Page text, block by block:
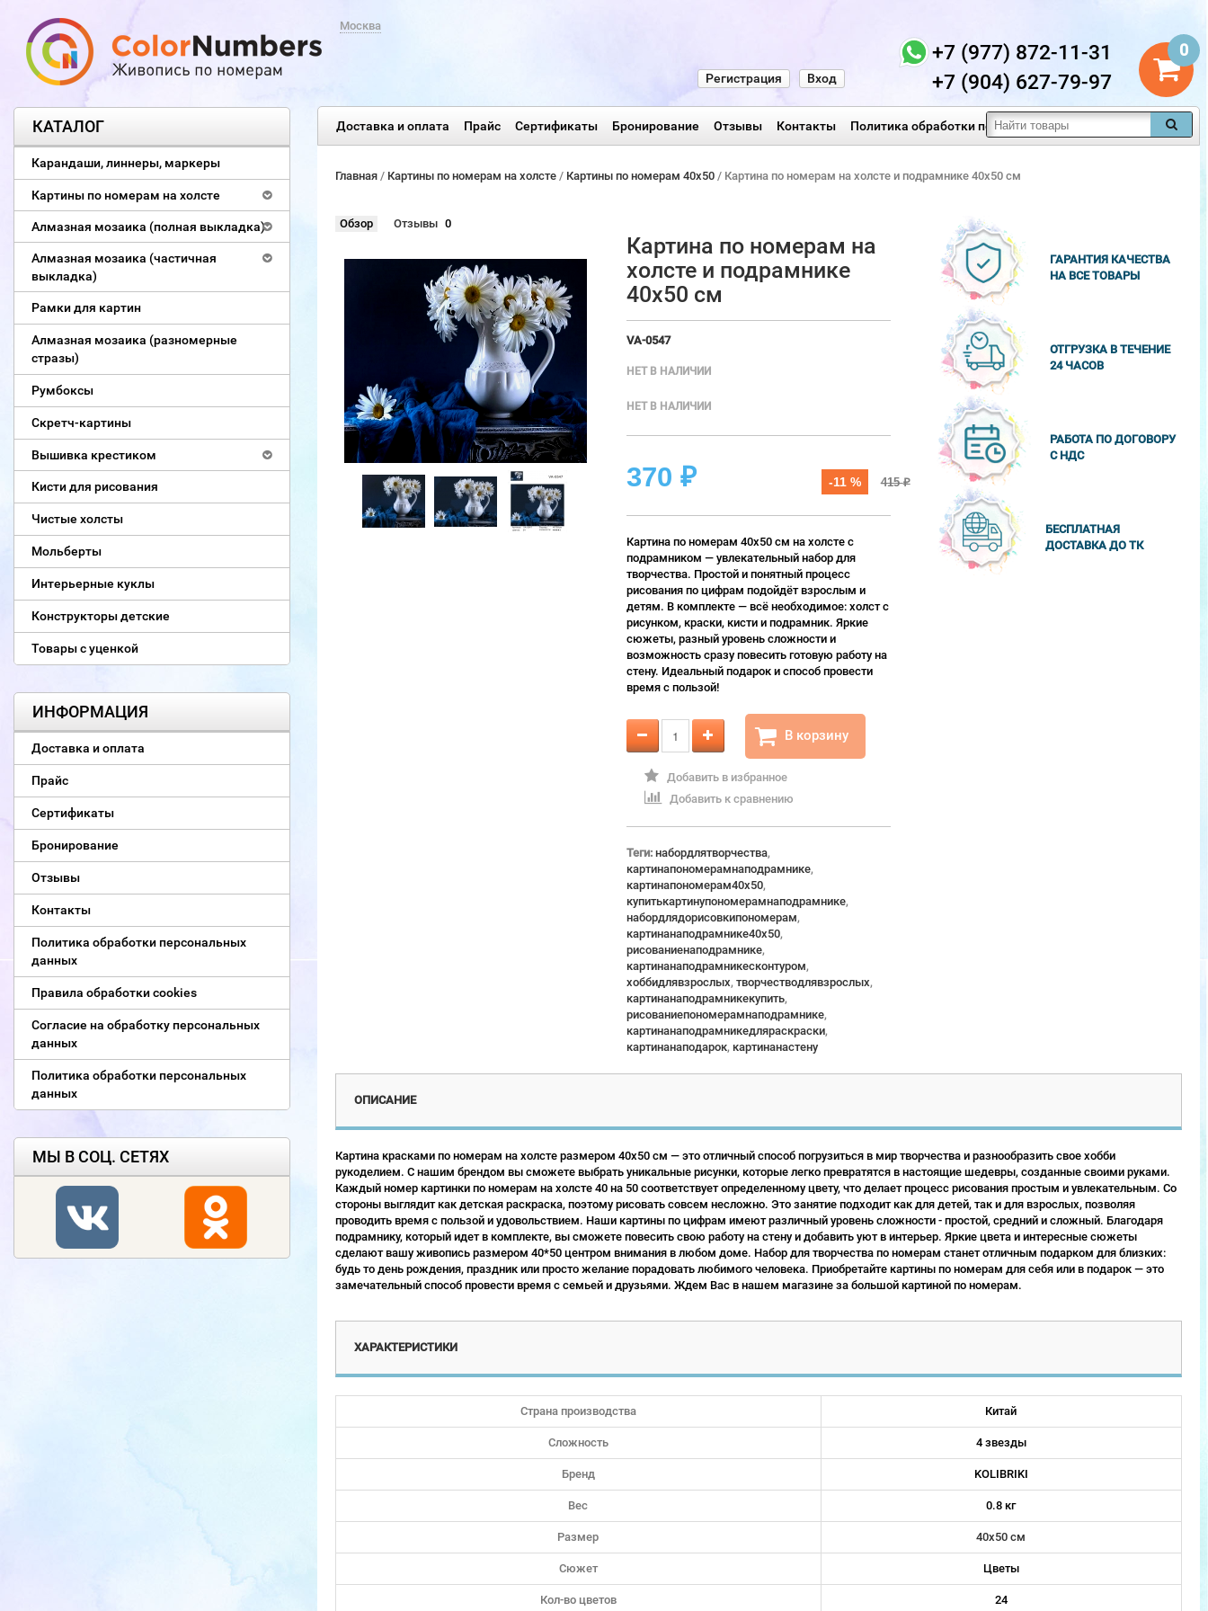
Москва
0
+7 (977) 872-11-31
+7 (904) 627-79-97
Вход
Регистрация
Доставка и оплата Прайс Сертификаты Бронирование Отзывы Контакты Политика обработки персональных данных
КАТАЛОГ
Карандаши, линнеры, маркеры
Картины по номерам на холсте
Алмазная мозаика (полная выкладка)
Алмазная мозаика (частичная
выкладка)
Рамки для картин
Алмазная мозаика (разномерные
стразы)
Румбоксы
Скретч-картины
Вышивка крестиком
Кисти для рисования
Чистые холсты
Мольберты
Интерьерные куклы
Конструкторы детские
Товары с уценкой
ИНФОРМАЦИЯ
Доставка и оплата
Прайс
Сертификаты
Бронирование
Отзывы
Контакты
Политика обработки персональных
данных
Правила обработки cookies
Согласие на обработку персональных
данных
Политика обработки персональных
данных
МЫ В СОЦ. СЕТЯХ
Главная/ Картины по номерам на холсте / Картины по номерам 40х50 / Картина по номерам на холсте и подрамнике 40х50 см
Обзор Отзывы 0
Картина по номерам на
холсте и подрамнике
40х50 см
VA-0547
НЕТ В НАЛИЧИИ
НЕТ В НАЛИЧИИ
370 ₽ -11 % 415₽
Картина по номерам 40х50 см на холсте с
подрамником — увлекательный набор для
творчества. Простой и понятный процесс
рисования по цифрам подойдёт взрослым и
детям. В комплекте — всё необходимое: холст с
рисунком, краски, кисти и подрамник. Яркие
сюжеты, разный уровень сложности и
возможность сразу повесить готовую работу на
стену. Идеальный подарок и способ провести
время с пользой!
В корзину
Добавить в избранное
Добавить к сравнению
Теги: набордлятворчества,
картинапономерамнаподрамнике,
картинапономерам40x50,
купитькартинупономерамнаподрамнике,
набордлядорисовкипономерам,
картинанаподрамнике40x50,
рисованиенаподрамнике,
картинанаподрамникесконтуром,
хоббидлявзрослых, творчестводлявзрослых,
картинанаподрамникекупить,
рисованиепономерамнаподрамнике,
картинанаподрамникедляраскраски,
картинанаподарок, картинанастену
ГАРАНТИЯ КАЧЕСТВА
НА ВСЕ ТОВАРЫ
ОТГРУЗКА В ТЕЧЕНИЕ
24 ЧАСОВ
РАБОТА ПО ДОГОВОРУ
С НДС
БЕСПЛАТНАЯ
ДОСТАВКА ДО ТК
ОПИСАНИЕ
Картина красками по номерам на холсте размером 40х50 см — это отличный способ погрузиться в мир творчества и разнообразить свое хобби
рукоделием. С нашим брендом вы сможете выбрать уникальные рисунки, которые легко превратятся в настоящие шедевры, созданные своими руками.
Каждый номер картинки по номерам на холсте 40 на 50 соответствует определенному цвету, что делает процесс рисования простым и увлекательным. Со
стороны выглядит как детская раскраска, поэтому рисовать совсем несложно. Это занятие подходит как для детей, так и для взрослых, позволяя
проводить время с пользой и удовольствием. Наши картины по цифрам имеют различный уровень сложности - простой, средний и сложный. Благодаря
подрамнику, который идет в комплекте, вы сможете повесить свою работу на стену и добавить уют в интерьер. Яркие цвета и интересные сюжеты
сделают вашу живопись размером 40*50 центром внимания в любом доме. Набор для творчества по номерам станет отличным подарком для близких:
будь то день рождения, праздник или просто желание порадовать любимого человека. Приобретайте картины по номерам для себя или в подарок — это
замечательный способ провести время с семьей и друзьями. Ждем Вас в нашем магазине за большой картиной по номерам.
ХАРАКТЕРИСТИКИ
Страна производства Китай
Сложность 4 звезды
Бренд KOLIBRIKI
Вес 0.8 кг
Размер 40х50 см
Сюжет Цветы
Кол-во цветов 24